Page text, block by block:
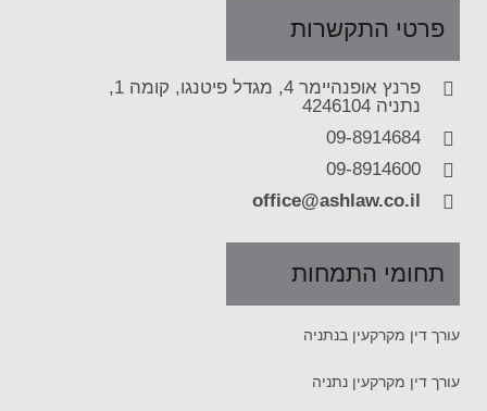
פרטי התקשרות
פרנץ אופנהיימר 4, מגדל פיטנגו, קומה 1,
נתניה 4246104
09-8914684
09-8914600
office@ashlaw.co.il
תחומי התמחות
עורך דין מקרקעין בנתניה
עורך דין מקרקעין נתניה